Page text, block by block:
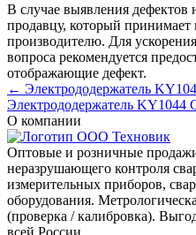
В случае выявления дефектов
продавцу, который
производителю. Для
вопроса рекомендуется
отображающие дефект.
← Электрододержатель
Электрододержатель KY1044
О компании
Оптовые и розничные
неразрушающего контроля
измерительных приборов,
оборудования.
(проверка / калибровка).
всей России.